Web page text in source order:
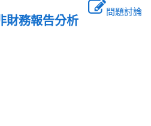
問題討論
財務報告分析